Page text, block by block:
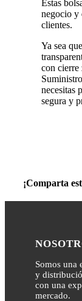
Estas
negocio y
clientes.
Ya sea
con cierre
necesitas
segura y
¡Comparta
Somos una
y
con una
mercado.